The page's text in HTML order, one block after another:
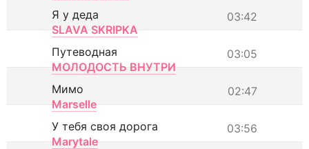
03:42
Я у деда
SLAVA SKRIPKA
03:05
Путеводная
МОЛОДОСТЬ ВНУТРИ
02:47
Мимо
Marselle
03:56
У тебя своя дорога
Marytale